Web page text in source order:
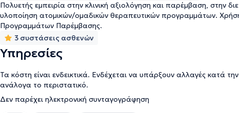
Πολυετής εμπειρία στην κλινική αξιολόγηση και παρέμβαση, στην
υλοποίηση ατομικών/ομαδικών θεραπευτικών προγραμμάτων.
Προγραμμάτων Παρέμβασης.
3 συστάσεις ασθενών
Υπηρεσίες
Τα κόστη είναι ενδεικτικά. Ενδέχεται να υπάρξουν αλλαγές κατά
ανάλογα το περιστατικό.
Δεν παρέχει ηλεκτρονική συνταγογράφηση